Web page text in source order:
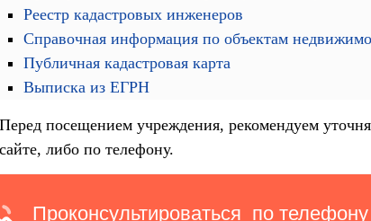
Реестр кадастровых инженеров
Справочная информация по объектам
Публичная кадастровая карта
Выписка из ЕГРН
Перед посещением учреждения, рекомендуем
сайте, либо по телефону.